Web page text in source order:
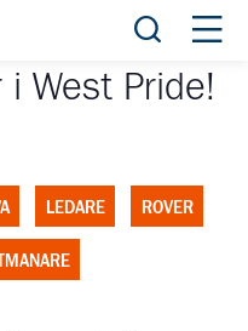
Öppna
West Pride!
LEDARE ROVER